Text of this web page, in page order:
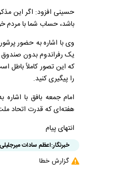
حسینی افزود: اگر این
باشد، حساب شما با مردم
وی با اشاره به حضور
یک رفراندوم بدون
که این تصور کاملاً باطل
را پیگیری کنید.
امام جمعه بافق با
هفته‌ای که قدرت اتحاد ملت
انتهای پیام
خبرنگار:اعظم سادات میرجلیلی
گزارش خطا